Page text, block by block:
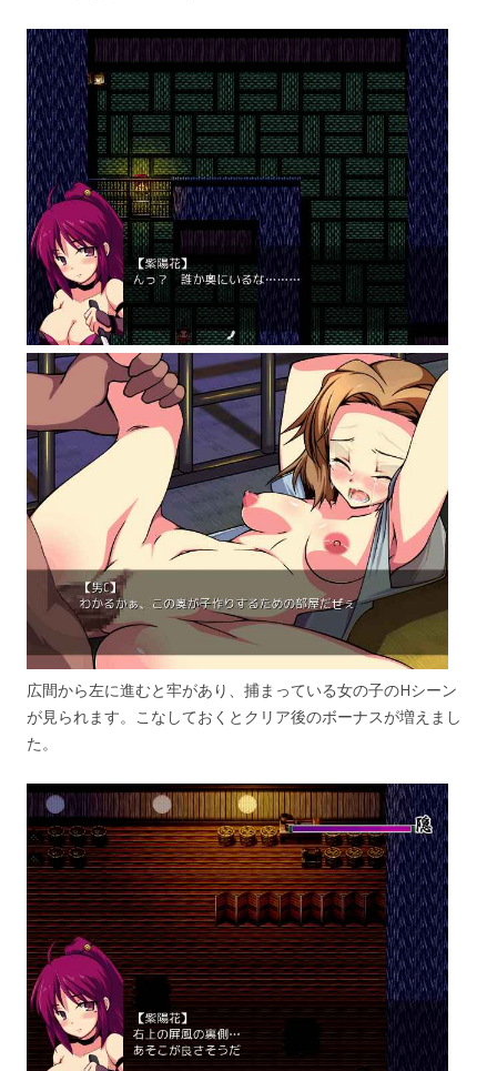
広間から左に進むと牢があり、捕まっている女の子のHシーン
が見られます。こなしておくとクリア後のボーナスが増えまし
た。